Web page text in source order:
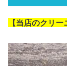
【当店のクリ